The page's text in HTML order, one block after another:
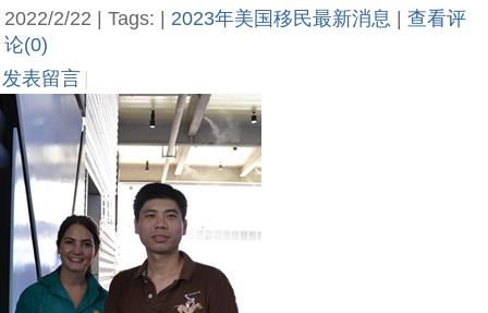
2022/2/22 | Tags: | 2023年美国移民最新消息
查看评
论(0)
发表留言